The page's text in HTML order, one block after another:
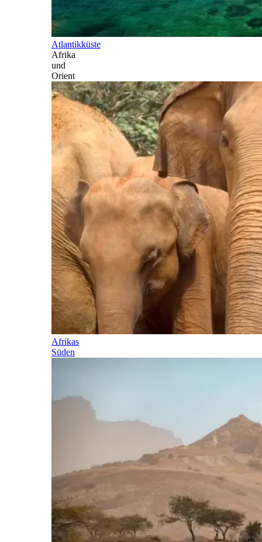
Atlantikküste
Afrika
und
Orient
Afrikas
Süden